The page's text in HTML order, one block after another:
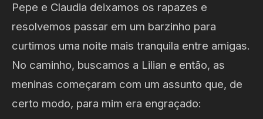
Pepe e Claudia deixamos os rapazes e
resolvemos passar em um barzinho para
curtimos uma noite mais tranquila entre amigas.
No caminho, buscamos a Lilian e então, as
meninas começaram com um assunto que, de
certo modo, para mim era engraçado: